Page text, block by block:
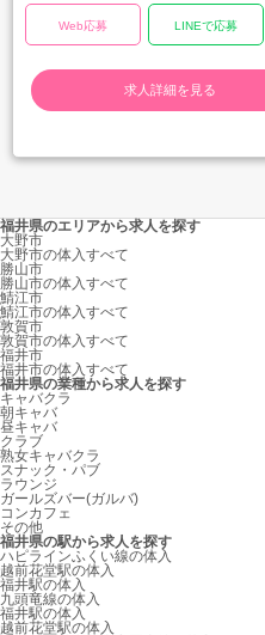
Web応募 LINEで応募
求人詳細を見る
福井県のエリアから求人を探す
大野市
大野市の体入すべて
勝山市
勝山市の体入すべて
鯖江市
鯖江市の体入すべて
敦賀市
敦賀市の体入すべて
福井市
福井市の体入すべて
福井県の業種から求人を探す
キャバクラ
朝キャバ
昼キャバ
クラブ
熟女キャバクラ
スナック・パブ
ラウンジ
ガールズバー(ガルバ)
コンカフェ
その他
福井県の駅から求人を探す
ハピラインふくい線の体入
越前花堂駅の体入
福井駅の体入
九頭竜線の体入
福井駅の体入
越前花堂駅の体入